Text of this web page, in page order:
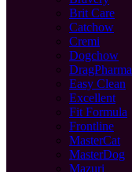
Brit Care
Catchow
Cremi
Dogchow
DragPharma
Easy Clean
Excellent
Fit Formula
Frontline
MasterCat
MasterDog
Mazuri